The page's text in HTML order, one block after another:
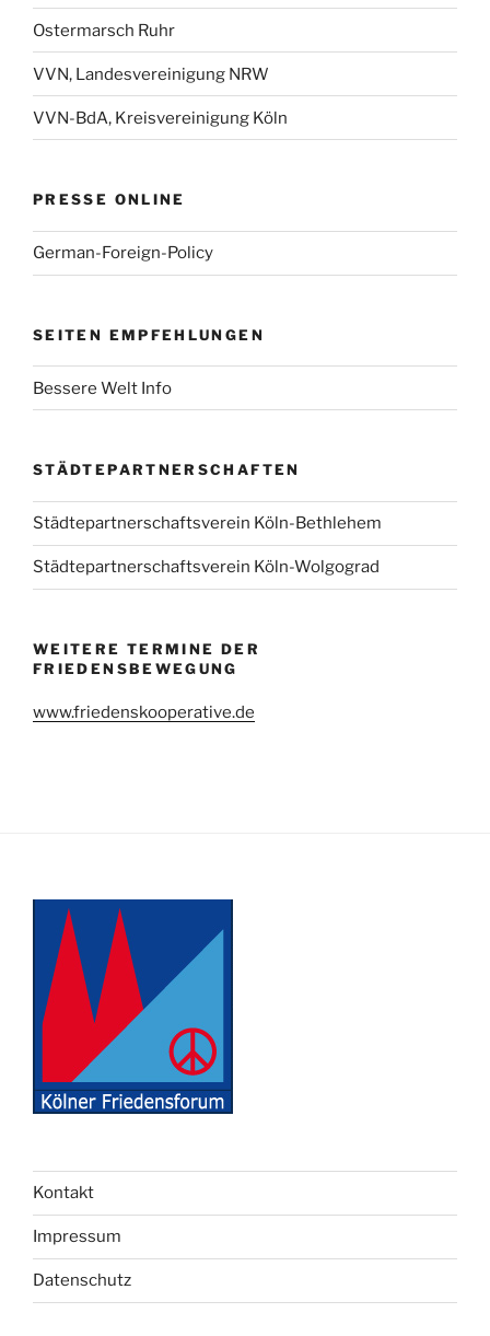
Ostermarsch Ruhr
VVN, Landesvereinigung NRW
VVN-BdA, Kreisvereinigung Köln
PRESSE ONLINE
German-Foreign-Policy
SEITEN EMPFEHLUNGEN
Bessere Welt Info
STÄDTEPARTNERSCHAFTEN
Städtepartnerschaftsverein Köln-Bethlehem
Städtepartnerschaftsverein Köln-Wolgograd
WEITERE TERMINE DER
FRIEDENSBEWEGUNG
www.friedenskooperative.de
Kontakt
Impressum
Datenschutz